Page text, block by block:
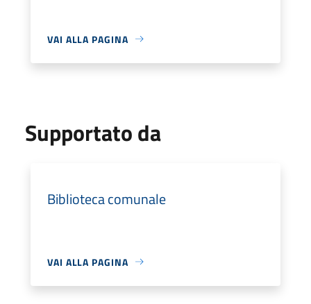
VAI ALLA PAGINA
Supportato da
Biblioteca comunale
VAI ALLA PAGINA